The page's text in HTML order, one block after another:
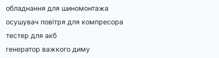
Чому варто купити пускозарядний пристрій на
Amper.ua?
Офіційні пристрої
обладнання для шиномонтажа
осушувач повітря для компресора
тестер для акб
генератор важкого диму